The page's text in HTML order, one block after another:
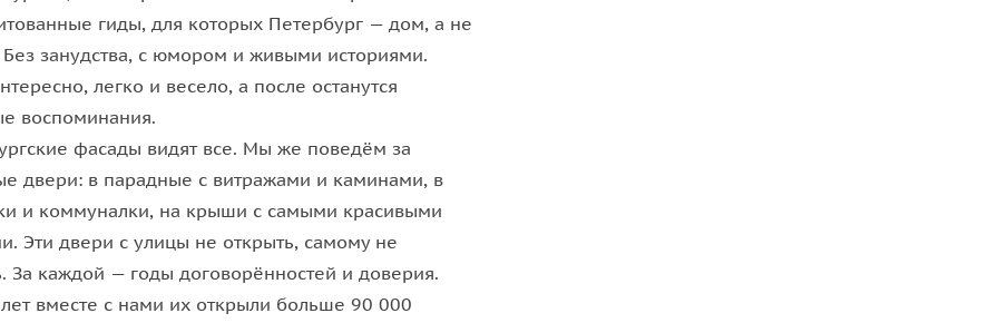
— по личной договорённости с жильцами.
местным
углов:
для фотографий.
гиды, для которых Петербург — дом, а не
Без занудства, с юмором и живыми историями.
легко и весело, а после останутся
воспоминания.
фасады видят все. Мы же поведём за
двери: в парадные с витражами и каминами, в
и коммуналки, на крыши с самыми красивыми
Эти двери с улицы не открыть, самому не
За каждой — годы договорённостей и доверия.
вместе с нами их открыли больше 90 000